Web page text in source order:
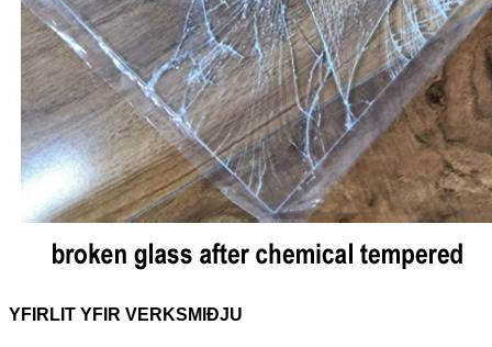
YFIRLIT YFIR VERKSMIÐJU